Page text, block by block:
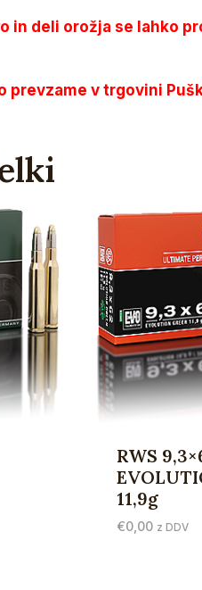
in deli orožja se lahko
prevzame v trgovini
RWS
11,9g
€0,00 z DDV